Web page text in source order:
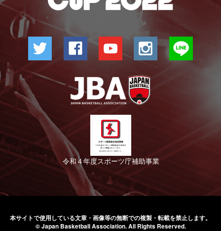
令和４年度スポーツ庁補助事業
本サイトで使用している文章・画像等の無断での複製・転載を禁止します。
© Japan Basketball Association.All Rights Reserved.